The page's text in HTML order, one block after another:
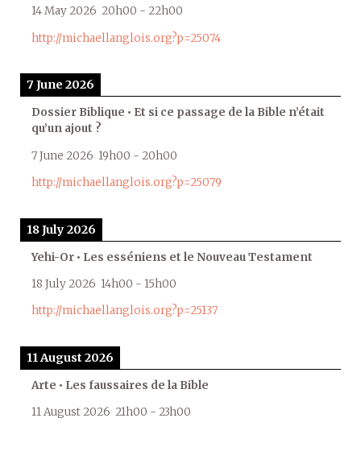
14 May 2026 20h00 - 22h00
http://michaellanglois.org?p=25074
7 June 2026
Dossier Biblique • Et si ce passage de la Bible n’était
qu’un ajout ?
7 June 2026 19h00 - 20h00
http://michaellanglois.org?p=25079
18 July 2026
Yehi-Or • Les esséniens et le Nouveau Testament
18 July 2026 14h00 - 15h00
http://michaellanglois.org?p=25137
11 August 2026
Arte • Les faussaires de la Bible
11 August 2026 21h00 - 23h00